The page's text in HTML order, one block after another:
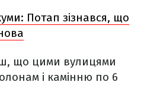
Потап зізнався, що
що цими вулицями
і камінню по 6